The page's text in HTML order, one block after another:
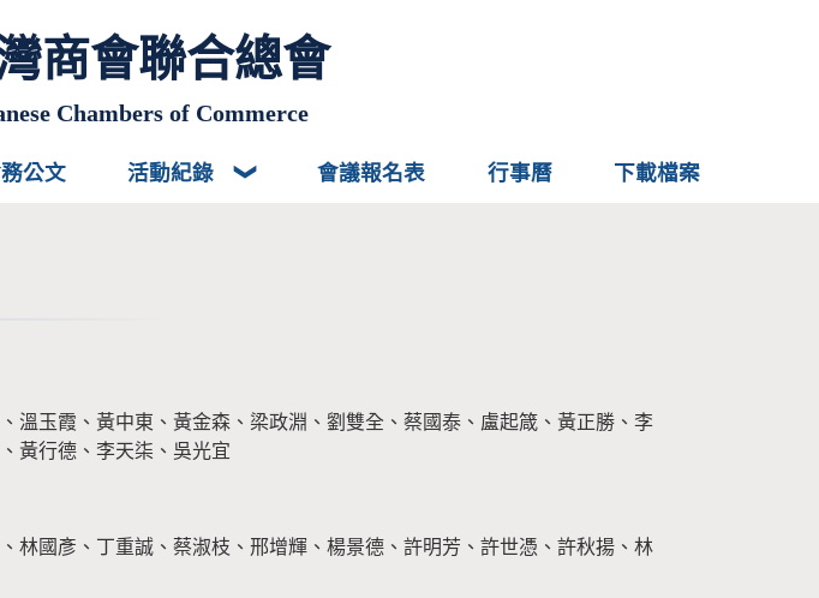
商會聯合總會
Chambers of Commerce
公文 活動紀錄 會議報名表 行事曆 下載檔案
溫玉霞、黃中東、黃金森、梁政淵、劉雙全、蔡國泰、盧起箴、黃正勝、李
黃行德、李天柒、吳光宜
林國彥、丁重誠、蔡淑枝、邢增輝、楊景德、許明芳、許世憑、許秋揚、林